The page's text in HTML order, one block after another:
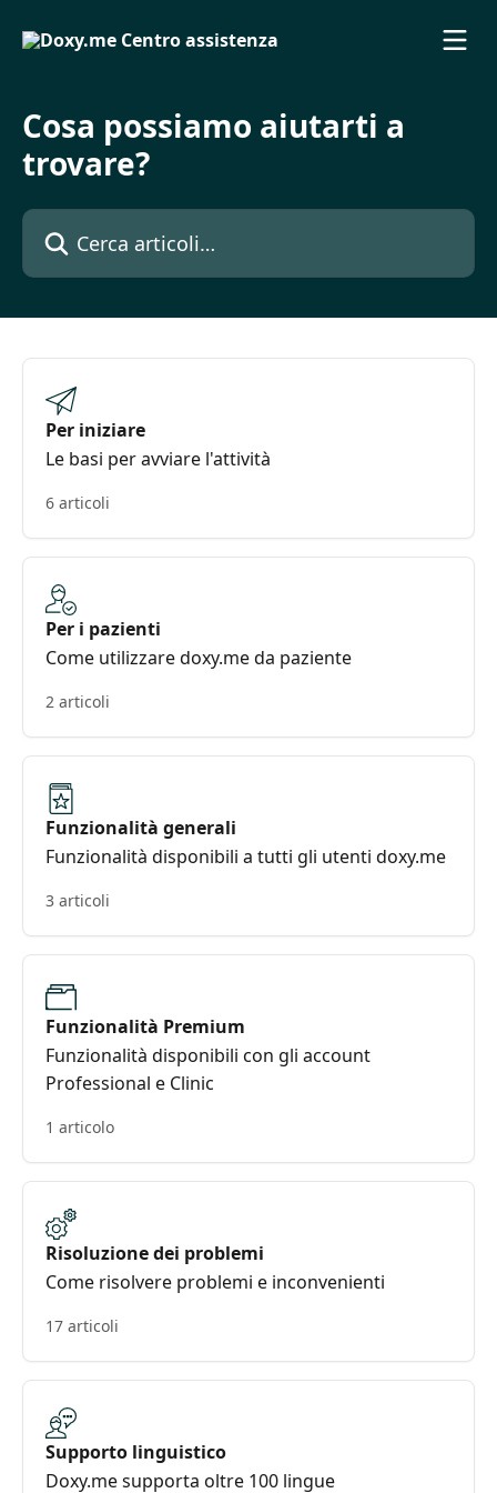
Cosa possiamo aiutarti a
trovare?
Cerca articoli…
Per iniziare
Le basi per avviare l'attività
6 articoli
Per i pazienti
Come utilizzare doxy.me da paziente
2 articoli
Funzionalità generali
Funzionalità disponibili a tutti gli utenti doxy.me
3 articoli
Funzionalità Premium
Funzionalità disponibili con gli account
Professional e Clinic
1 articolo
Risoluzione dei problemi
Come risolvere problemi e inconvenienti
17 articoli
Supporto linguistico
Doxy.me supporta oltre 100 lingue